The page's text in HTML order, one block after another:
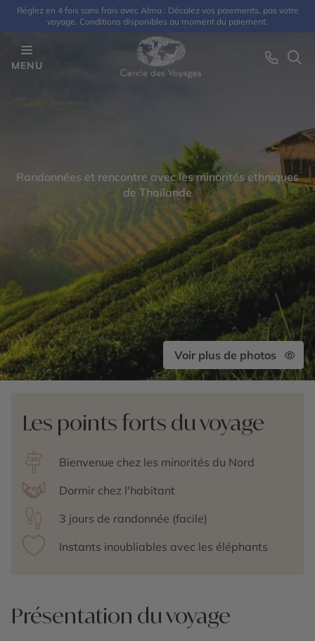
Réglez en 4 fois sans frais avec Alma : Décalez vos paiements, pas votre
voyage. Conditions disponibles au moment du paiement.
MENU
Randonnées et rencontre avec les minorités ethniques
de Thaïlande
Voir plus de photos
Les points forts du voyage
Bienvenue chez les minorités du Nord
Dormir chez l'habitant
3 jours de randonnée (facile)
Instants inoubliables avec les éléphants
Présentation du voyage